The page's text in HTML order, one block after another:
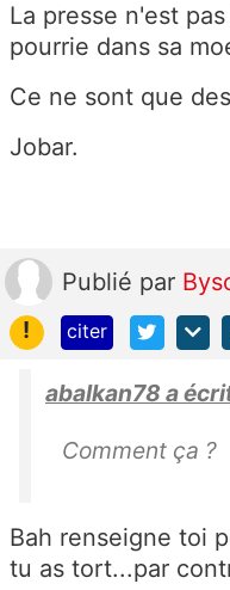
La presse n'est
pourrie dans sa
Ce ne sont que
Jobar.
Publié par
!
citer
abalkan78 a
Comment ça ?
Bah renseigne toi
tu as tort...par